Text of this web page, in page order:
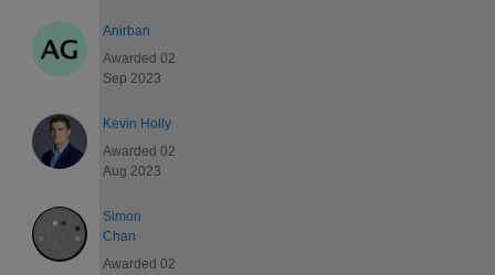
Anirban
Awarded 02
Sep 2023
Kevin Holly
Awarded 02
Aug 2023
Simon
Chan
Awarded 02